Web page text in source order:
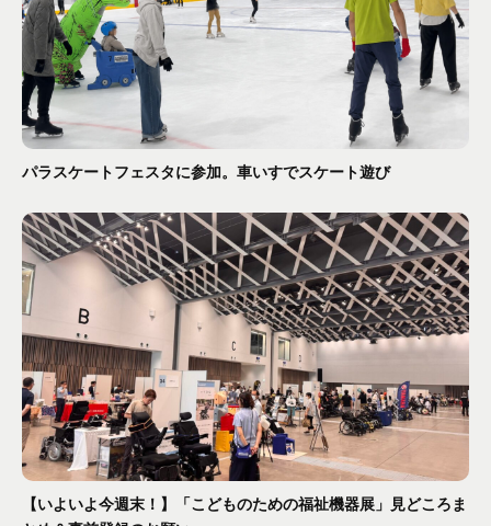
パラスケートフェスタに参加。車いすでスケート遊び
【いよいよ今週末！】「こどものための福祉機器展」見どころま